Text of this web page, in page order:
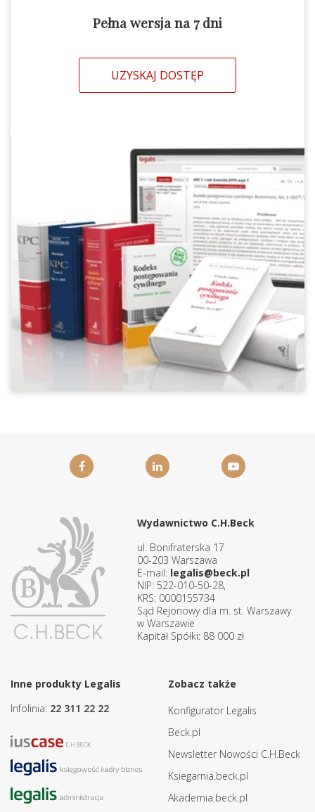
Pełna wersja na 7 dni
UZYSKAJ DOSTĘP
Wydawnictwo C.H.Beck
ul. Bonifraterska 17
00-203 Warszawa
E-mail: legalis@beck.pl
NIP: 522-010-50-28,
KRS: 0000155734
Sąd Rejonowy dla m. st. Warszawy
w Warszawie
Kapitał Spółki: 88 000 zł
Inne produkty Legalis
Infolinia: 22 311 22 22
Zobacz także
Konfigurator Legalis
Beck.pl
Newsletter Nowości C.H.Beck
Ksiegarnia.beck.pl
Akademia.beck.pl